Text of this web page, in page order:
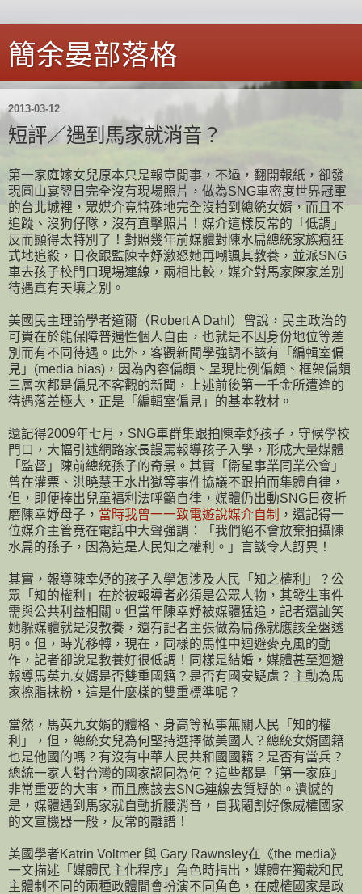
簡余晏部落格
2013-03-12
短評／遇到馬家就消音？
第一家庭嫁女兒原本只是報章閒事，不過，翻開報紙，卻發
現圓山宴翌日完全沒有現場照片，做為SNG車密度世界冠軍
的台北城裡，眾媒介竟特殊地完全沒拍到總統女婿，而且不
追蹤、沒狗仔隊，沒有直擊照片！媒介這樣反常的「低調」
反而顯得太特別了！對照幾年前媒體對陳水扁總統家族瘋狂
式地追殺，日夜跟監陳幸妤激怒她再嘲諷其教養，並派SNG
車去孩子校門口現場連線，兩相比較，媒介對馬家陳家差別
待遇真有天壤之別。
美國民主理論學者道爾（Robert A Dahl）曾說，民主政治的
可貴在於能保障普遍性個人自由，也就是不因身份地位等差
別而有不同待遇。此外，客觀新聞學強調不該有「編輯室偏
見」(media bias)，因為內容偏頗、呈現比例偏頗、框架偏頗
三層次都是偏見不客觀的新聞，上述前後第一千金所遭逢的
待遇落差極大，正是「編輯室偏見」的基本教材。
還記得2009年七月，SNG車群集跟拍陳幸妤孩子，守候學校
門口，大幅引述網路家長謾罵報導孩子入學，形成大量媒體
「監督」陳前總統孫子的奇景。其實「衛星事業同業公會」
曾在灌票、洪曉慧王水出獄等事件協議不跟拍而集體自律，
但，即便捧出兒童福利法呼籲自律，媒體仍出動SNG日夜折
磨陳幸妤母子， 當時我曾一一致電遊說媒介自制 ，還記得一
位媒介主管竟在電話中大聲強調：「我們絕不會放棄拍攝陳
水扁的孫子，因為這是人民知之權利。」言談令人訝異！
其實，報導陳幸妤的孩子入學怎涉及人民「知之權利」？公
眾「知的權利」在於被報導者必須是公眾人物，其發生事件
需與公共利益相關。但當年陳幸妤被媒體猛追，記者還訕笑
她躲媒體就是沒教養，還有記者主張做為扁孫就應該全盤透
明。但，時光移轉，現在，同樣的馬惟中迴避麥克風的動
作，記者卻說是教養好很低調！同樣是結婚，媒體甚至迴避
報導馬英九女婿是否雙重國籍？是否有國安疑慮？主動為馬
家擦脂抹粉，這是什麼樣的雙重標準呢？
當然，馬英九女婿的體格、身高等私事無關人民「知的權
利」，但，總統女兒為何堅持選擇做美國人？總統女婿國籍
也是他國的嗎？有沒有中華人民共和國國籍？是否有當兵？
總統一家人對台灣的國家認同為何？這些都是「第一家庭」
非常重要的大事，而且應該去SNG連線去質疑的。遺憾的
是，媒體遇到馬家就自動折腰消音，自我閹割好像威權國家
的文宣機器一般，反常的離譜！
美國學者Katrin Voltmer 與 Gary Rawnsley在《the media》
一文描述「媒體民主化程序」角色時指出，媒體在獨裁和民
主體制不同的兩種政體間會扮演不同角色，在威權國家是政